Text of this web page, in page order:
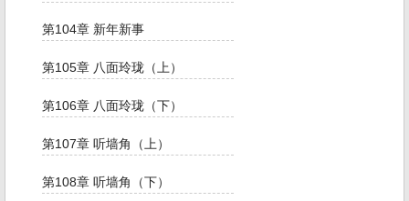
第104章 新年新事
第105章 八面玲珑（上）
第106章 八面玲珑（下）
第107章 听墙角（上）
第108章 听墙角（下）